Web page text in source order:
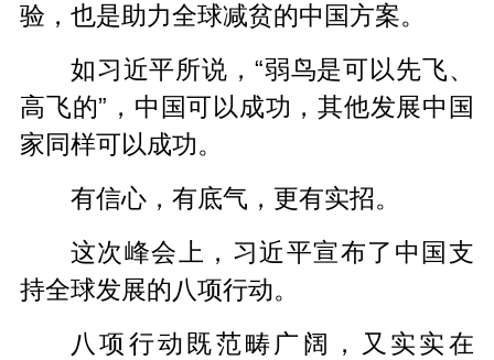
验，也是助力全球减贫的中国方案。
如习近平所说，“弱鸟是可以先飞、
高飞的”，中国可以成功，其他发展中国
家同样可以成功。
有信心，有底气，更有实招。
这次峰会上，习近平宣布了中国支
持全球发展的八项行动。
八项行动既范畴广阔，又实实在